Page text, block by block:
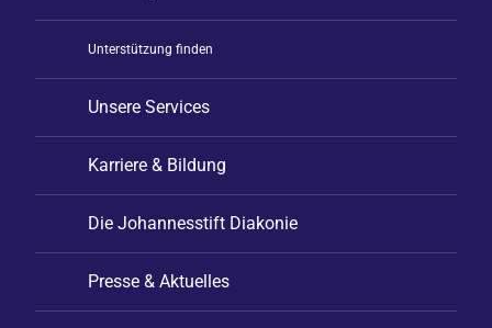
Unterstützung finden
Unsere Services
Karriere & Bildung
Die Johannesstift Diakonie
Presse & Aktuelles